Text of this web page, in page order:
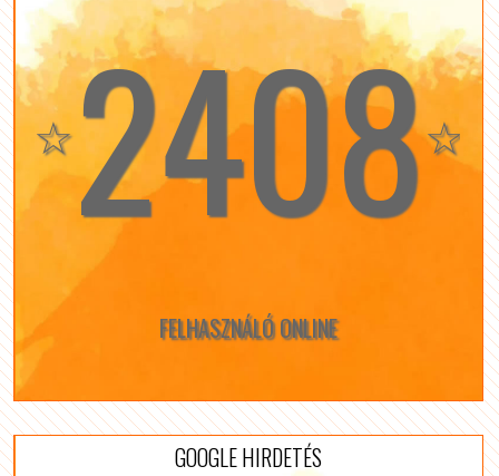
☆2408☆
FELHASZNÁLÓ ONLINE
GOOGLE HIRDETÉS